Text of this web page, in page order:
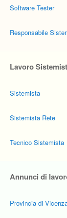
Software Tester
Responsabile
Lavoro
Sistemista
Sistemista Rete
Tecnico Sistemista
Annunci di
Provincia di